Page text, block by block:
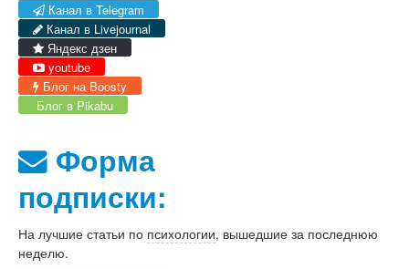
Канал в Telegram
Канал в Livejournal
Яндекс дзен
youtube
Блог на Boosty
Блог в Pikabu
Форма
подписки:
На лучшие статьи по психологии, вышедшие за последнюю
неделю.